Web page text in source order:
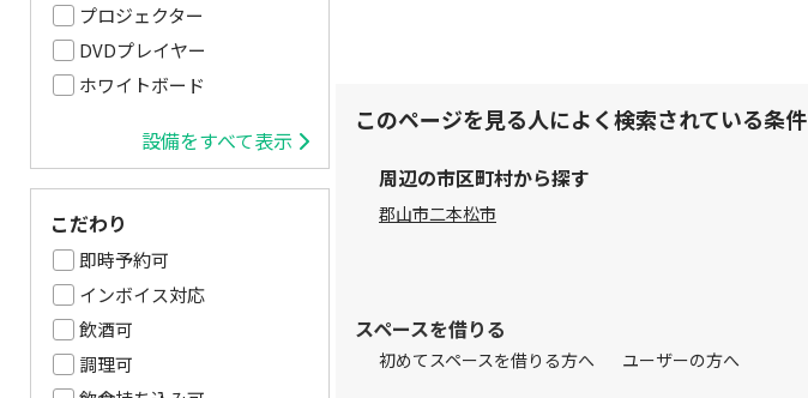
プロジェクター
ホワイトボード
DVDプレイヤー
設備をすべて表示
こだわり
即時予約可
インボイス対応
飲酒可
調理可
このページを見る人によく検索されている条件
周辺の市区町村から探す
郡山市二本松市
スペースを借りる
初めてスペースを借りる方へ ユーザーの方へ